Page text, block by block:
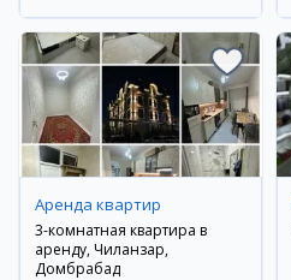
Аренда квартир
3-комнатная квартира в
аренду, Чиланзар,
Домбрабад